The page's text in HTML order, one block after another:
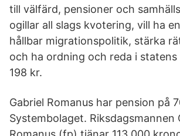
till välfärd, pensioner och
ogillar all slags kvotering, vill ha
hållbar migrationspolitik, stärka
och ha ordning och reda i statens
198 kr.
Gabriel Romanus har pension på
Systembolaget. Riksdagsmannen